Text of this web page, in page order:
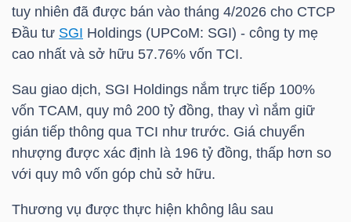
tuy nhiên đã được bán vào tháng 4/2026 cho CTCP
Đầu tư SGI Holdings (UPCoM: SGI) - công ty mẹ
cao nhất và sở hữu 57.76% vốn TCI.
Sau giao dịch, SGI Holdings nắm trực tiếp 100%
vốn TCAM, quy mô 200 tỷ đồng, thay vì nắm giữ
gián tiếp thông qua TCI như trước. Giá chuyển
nhượng được xác định là 196 tỷ đồng, thấp hơn so
với quy mô vốn góp chủ sở hữu.
Thương vụ được thực hiện không lâu sau
KINH
THẾ
GIỚI